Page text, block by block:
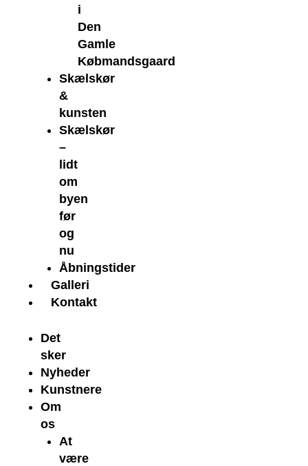
i
Den
Gamle
Købmandsgaard
Skælskør
&
kunsten
Skælskør
–
lidt
om
byen
før
og
nu
Åbningstider
Galleri
Kontakt
Det
sker
Nyheder
Kunstnere
Om
os
At
være